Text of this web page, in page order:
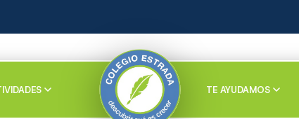
TE AYUDAMOS